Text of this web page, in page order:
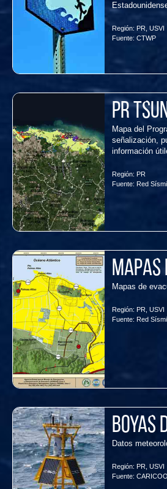
Región: PR USVI
Fuente: CTWP
PR
Mapa del
señalización,
información
Región: PR
Fuente: Red
Mapas
Mapas de
Región: PR USVI
Fuente: Red
Boyas
Datos
Región: PR USVI
Fuente: